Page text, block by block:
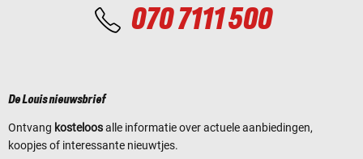
070 7111 500
De Louis nieuwsbrief
Ontvang kosteloosalle informatie over actuele aanbiedingen,
koopjes of interessante nieuwtjes.